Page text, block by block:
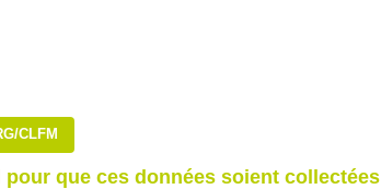
CLFM
que ces données soient collectées